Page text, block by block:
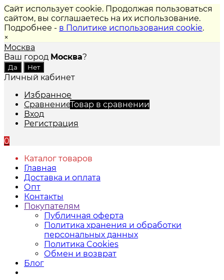
Сайт использует cookie. Продолжая пользоваться
сайтом, вы соглашаетесь на их использование.
Подробнее - в Политике использования cookie.
×
Москва
Ваш город Москва?
Личный кабинет
Избранное
СравнениеТовар в сравнении
Вход
Регистрация
0
Каталог товаров
Главная
Доставка и оплата
Опт
Контакты
Покупателям
Публичная оферта
Политика хранения и обработки
персональных данных
Политика Cookies
Обмен и возврат
Блог